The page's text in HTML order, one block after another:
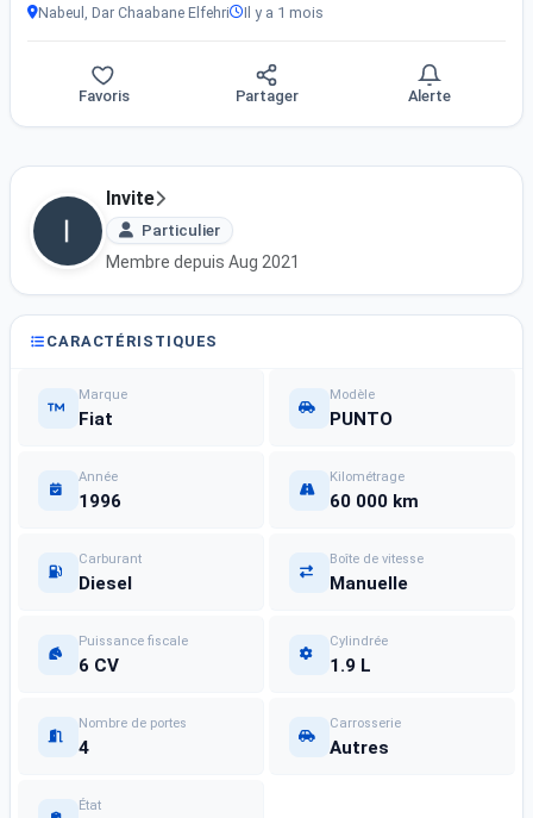
Nabeul, Dar Chaabane Elfehri Il y a 1 mois
Favoris Partager Alerte
Invite
Particulier
Membre depuis Aug 2021
CARACTÉRISTIQUES
Marque
Fiat
Modèle
PUNTO
Année
1996
Kilométrage
60 000 km
Carburant
Diesel
Boîte de vitesse
Manuelle
Puissance fiscale
6 CV
Cylindrée
1.9 L
Nombre de portes
4
Carrosserie
Autres
État